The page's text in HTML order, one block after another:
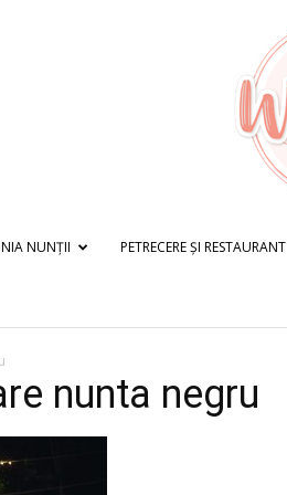
NUNȚII PETRECERE ȘI RESTAURANT
nunta negru